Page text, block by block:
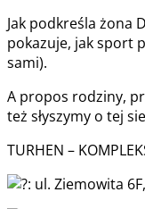
Jak podkreśla żona
pokazuje, jak sport
sami).
A propos rodziny,
też słyszymy o tej
TURHEN –
: ul. Ziemowita